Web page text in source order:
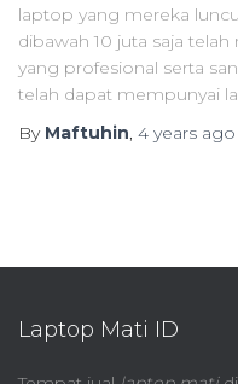
laptop yang mereka
dibawah 10 juta saja
yang profesional serta
telah dapat mempunyai
By Maftuhin, 4 years ago
Laptop Mati ID